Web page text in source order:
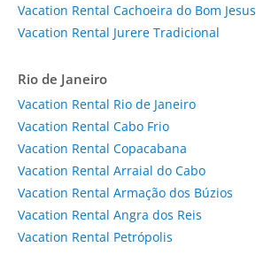
Vacation Rental Cachoeira do Bom Jesus
Vacation Rental Jurere Tradicional
Rio de Janeiro
Vacation Rental Rio de Janeiro
Vacation Rental Cabo Frio
Vacation Rental Copacabana
Vacation Rental Arraial do Cabo
Vacation Rental Armação dos Búzios
Vacation Rental Angra dos Reis
Vacation Rental Petrópolis